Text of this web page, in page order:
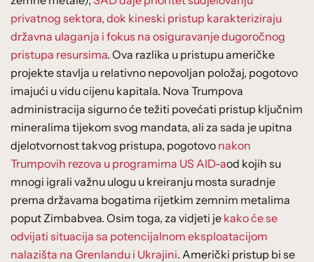
privatnog sektora, dok kineski pristup karakteriziraju
državna ulaganja i fokus na osiguravanje dugoročnog
pristupa resursima. Ova razlika u pristupu američke
projekte stavlja u relativno nepovoljan položaj, pogotovo
imajući u vidu cijenu kapitala. Nova Trumpova
administracija sigurno će težiti povećati pristup ključnim
mineralima tijekom svog mandata, ali za sada je upitna
djelotvornost takvog pristupa, pogotovo nakon
Trumpovih rezova u programima US AID-aod kojih su
mnogi igrali važnu ulogu u kreiranju mosta suradnje
prema državama bogatima rijetkim zemnim metalima
poput Zimbabvea. Osim toga, za vidjeti je kako će se
odvijati situacija sa potencijalnom eksploatacijom
nalazišta na Grenlandu i Ukrajini. Američki pristup bi se